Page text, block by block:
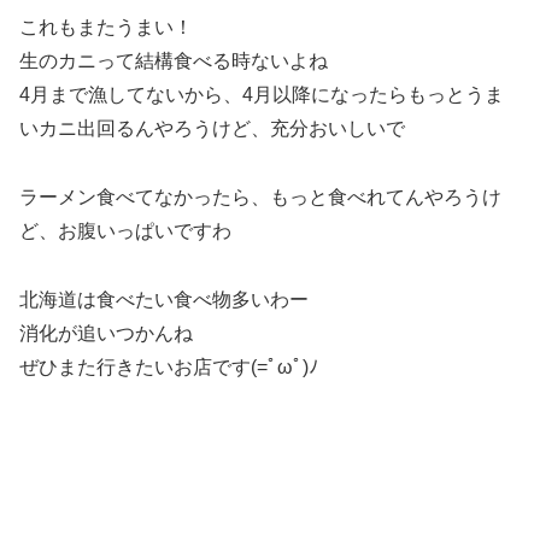
これもまたうまい！
生のカニって結構食べる時ないよね
4月まで漁してないから、4月以降になったらもっとうま
いカニ出回るんやろうけど、充分おいしいで
ラーメン食べてなかったら、もっと食べれてんやろうけ
ど、お腹いっぱいですわ
北海道は食べたい食べ物多いわー
消化が追いつかんね
ぜひまた行きたいお店です(=ﾟωﾟ)ﾉ